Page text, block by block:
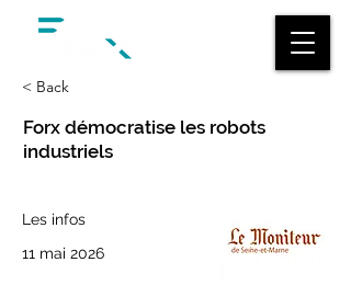
< Back
Forx démocratise les robots
industriels
Les infos
11 mai 2026